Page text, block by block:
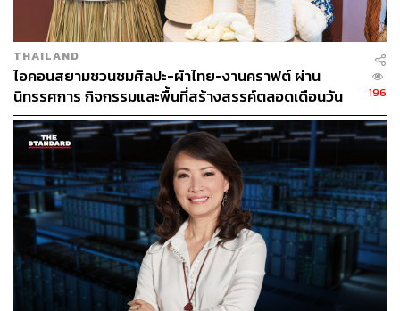
ตลาดความงามของกลุ่ม Gen Z ในเอเชียตะวันออกเฉียงใต้ มี
โซเชียลมีเดียและวิดีโอสั้นอย่าง TikTok และ Instagram เป็น
แรงขับเคลื่อนหลัก Pop Culture จากซีรีส์ เรียลลิตี้ หรือไอ
ดอล ได้สร้างแรงจูงใจให้เกิด “การซื้อเพื่อเข้าร่วมวัฒนธรรม”
(Cultural Participation) ผู้บริโภคต้องการทดลองลุคที่เห็นใน
ทันที นำไปสู่วงจร Beauty Trend ที่หมุนเวียนเร็วกว่าเดิม
THAILAND
ไอคอนสยามชวนชมศิลปะ-ผ้าไทย-งานคราฟต์ ผ่าน
นิทรรศการ กิจกรรมและพื้นที่สร้างสรรค์ตลอดเดือนวัน
แม่ [ADVERTORIAL]
196